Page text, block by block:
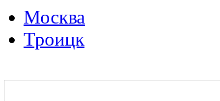
Москва
Троицк